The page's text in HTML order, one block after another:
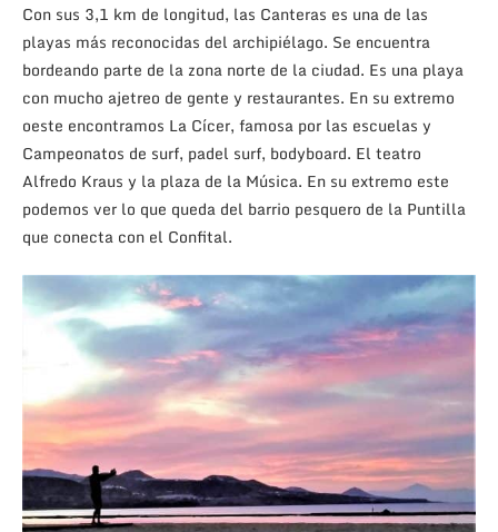
Con sus 3,1 km de longitud, las Canteras es una de las
playas más reconocidas del archipiélago. Se encuentra
bordeando parte de la zona norte de la ciudad. Es una playa
con mucho ajetreo de gente y restaurantes. En su extremo
oeste encontramos La Cícer, famosa por las escuelas y
Campeonatos de surf, padel surf, bodyboard. El teatro
Alfredo Kraus y la plaza de la Música. En su extremo este
podemos ver lo que queda del barrio pesquero de la Puntilla
que conecta con el Confital.